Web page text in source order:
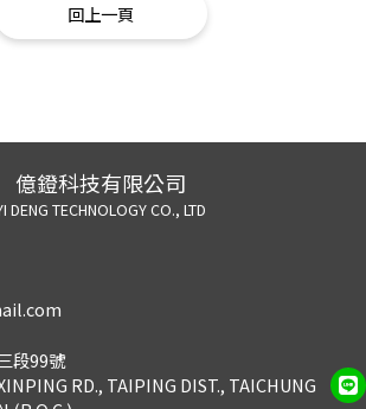
回上一頁
億鐙科技有限公司
DENG TECHNOLOGY CO., LTD
段99號
RD., TAIPING DIST., TAICHUNG